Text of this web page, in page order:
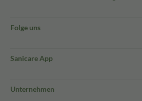
Folge uns
Sanicare App
Unternehmen